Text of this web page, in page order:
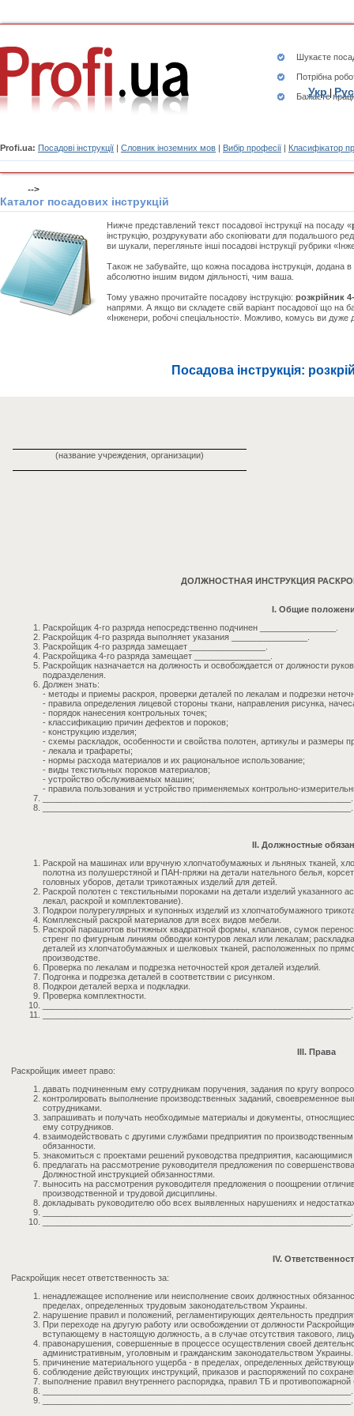
Шукаєте
Потрібна
Бажаєте
Profi.ua: Посадові інструкції | Словник іноземних мов | Вибір професії | Класифікатор
Укр|Рус
-->
Каталог посадових інструкцій
Нижче представлений текст посадової інструкції на посаду «
інструкцію, роздрукувати або скопіювати для подальшого
ви шукали, перегляньте інші посадові інструкції рубрики
Також не забувайте, що кожна посадова інструкція, додана
абсолютно іншим видом діяльності, чим ваша.
Тому уважно прочитайте посадову інструкцію: розкрійник
напрями. А якщо ви складете свій варіант посадової що на
«Інженери, робочі спеціальності». Можливо, комусь ви дуже
Посадова інструкція:
(название учреждения, организации)
ДОЛЖНОСТНАЯ ИНСТРУКЦИЯ
I. Общие
Раскройщик 4-го разряда непосредственно подчинен ________________.
Раскройщик 4-го разряда выполняет указания ________________.
Раскройщик 4-го разряда замещает ________________.
Раскройщика 4-го разряда замещает ________________.
Раскройщик назначается на должность и освобождается от должности
подразделения.
Должен знать:
- методы и приемы раскроя, проверки деталей по лекалам и подрезки
- правила определения лицевой стороны ткани, направления рисунка,
- порядок нанесения контрольных точек;
- классификацию причин дефектов и пороков;
- конструкцию изделия;
- схемы раскладок, особенности и свойства полотен, артикулы и размеры
- лекала и трафареты;
- нормы расхода материалов и их рациональное использование;
- виды текстильных пороков материалов;
- устройство обслуживаемых машин;
- правила пользования и устройство применяемых контрольно-
II. Должностные
Раскрой на машинах или вручную хлопчатобумажных и льняных тканей,
полотна из полушерстяной и ПАН-пряжи на детали нательного белья,
головных уборов, детали трикотажных изделий для детей.
Раскрой полотен с текстильными пороками на детали изделий указанного
лекал, раскрой и комплектование).
Подкрои полурегулярных и купонных изделий из хлопчатобумажного
Комплексный раскрой материалов для всех видов мебели.
Раскрой парашютов вытяжных квадратной формы, клапанов, сумок
стренг по фигурным линиям обводки контуров лекал или лекалам;
деталей из хлопчатобумажных и шелковых тканей, расположенных по
производстве.
Проверка по лекалам и подрезка неточностей кроя деталей изделий.
Подгонка и подрезка деталей в соответствии с рисунком.
Подкрои деталей верха и подкладки.
Проверка комплектности.
III. Права
Раскройщик имеет право:
давать подчиненным ему сотрудникам поручения, задания по кругу
контролировать выполнение производственных заданий, своевременное
сотрудниками.
запрашивать и получать необходимые материалы и документы,
ему сотрудников.
взаимодействовать с другими службами предприятия по
обязанности.
знакомиться с проектами решений руководства предприятия,
предлагать на рассмотрение руководителя предложения по
Должностной инструкцией обязанностями.
выносить на рассмотрения руководителя предложения о поощрении
производственной и трудовой дисциплины.
докладывать руководителю обо всех выявленных нарушениях и
IV.
Раскройщик несет ответственность за:
ненадлежащее исполнение или неисполнение своих должностных
пределах, определенных трудовым законодательством Украины.
нарушение правил и положений, регламентирующих деятельность
При переходе на другую работу или освобождении от должности
вступающему в настоящую должность, а в случае отсутствия такового,
правонарушения, совершенные в процессе осуществления своей
административным, уголовным и гражданским законодательством Украины.
причинение материального ущерба - в пределах, определенных
соблюдение действующих инструкций, приказов и распоряжений по
выполнение правил внутреннего распорядка, правил ТБ и противопожарной